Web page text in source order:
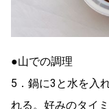
●山での調理
5．鍋に3と水を入
れる。好みのタイ